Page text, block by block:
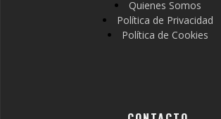
Quienes Somos
Política de Privacidad
Política de Cookies